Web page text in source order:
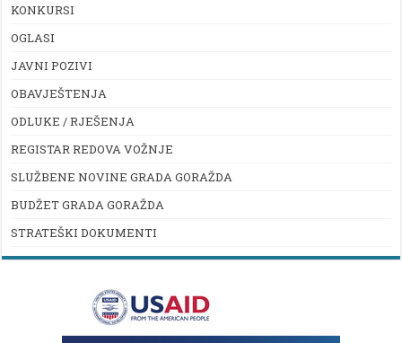
KONKURSI
OGLASI
JAVNI POZIVI
OBAVJEŠTENJA
ODLUKE / RJEŠENJA
REGISTAR REDOVA VOŽNJE
SLUŽBENE NOVINE GRADA GORAŽDA
BUDŽET GRADA GORAŽDA
STRATEŠKI DOKUMENTI